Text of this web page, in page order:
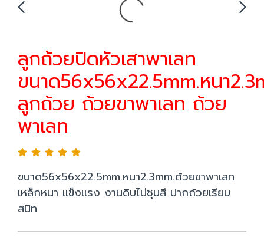
ลูกถ้วยปิดหัวเสาพาเลท
ขนาด56x56x22.5mm.หนา
ลูกถ้วย ถ้วยขาพาเลท ถ้วย
พาเลท
ขนาด56x56x22.5mm.หนา2.3mm.ถ้วยขาพาเลท
เหล็กหนา แข็งแรง งานดิบไม่ชุบสี ปากถ้วยเรียบ
สนิท